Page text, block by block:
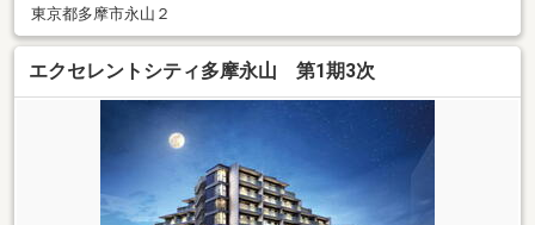
東京都多摩市永山２
エクセレントシティ多摩永山 第1期3次